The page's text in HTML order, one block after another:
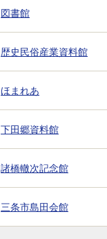
図書館
歴史民俗産業資料館
ほまれあ
下田郷資料館
諸橋轍次記念館
三条市島田会館